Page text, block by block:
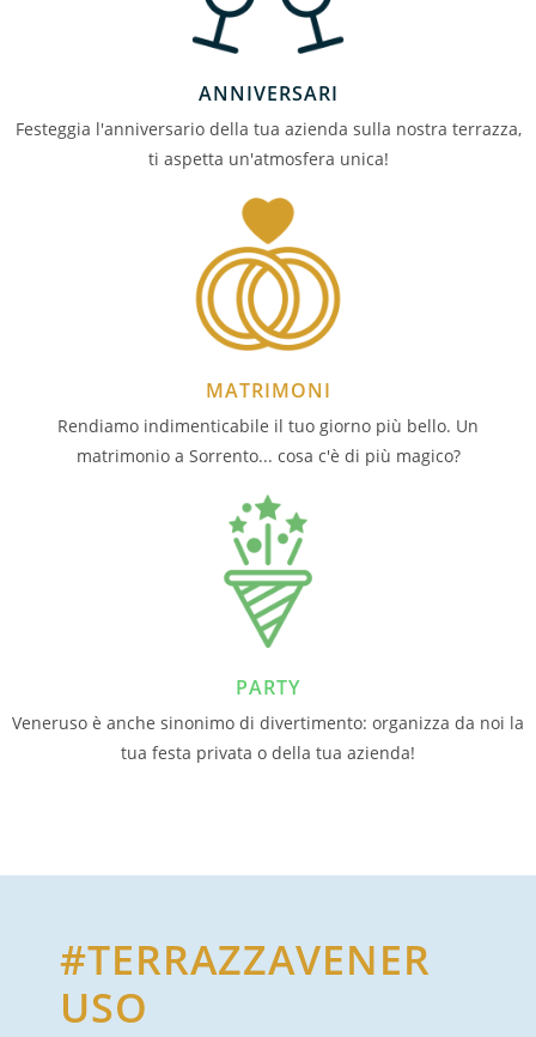
ANNIVERSARI
Festeggia l'anniversario della tua azienda sulla nostra terrazza,
ti aspetta un'atmosfera unica!
MATRIMONI
Rendiamo indimenticabile il tuo giorno più bello. Un
matrimonio a Sorrento... cosa c'è di più magico?
PARTY
Veneruso è anche sinonimo di divertimento: organizza da noi la
tua festa privata o della tua azienda!
#TERRAZZAVENER
USO